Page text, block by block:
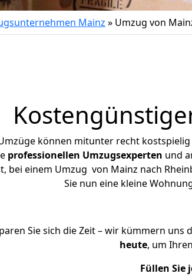
Mainz » Umzug von
können mitunter recht
professionellen Umzugsexperten und
bei einem Umzug von Mainz nach
Sie nun eine kleine
Sie sich die Zeit – wir kümmern uns
heute, um
Füllen Sie